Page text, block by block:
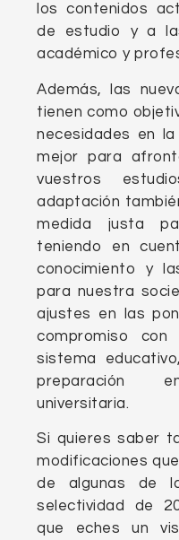
los contenidos
de estudio y a
académico y
Además, las
tienen como
necesidades en
mejor para
vuestros
adaptación
medida justa
teniendo en
conocimiento y
para nuestra
ajustes en las
compromiso con
sistema
preparación
universitaria.
Si quieres saber
modificaciones
de algunas de
selectividad de
que eches un